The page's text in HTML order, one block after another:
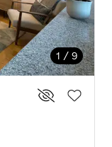
1 / 9